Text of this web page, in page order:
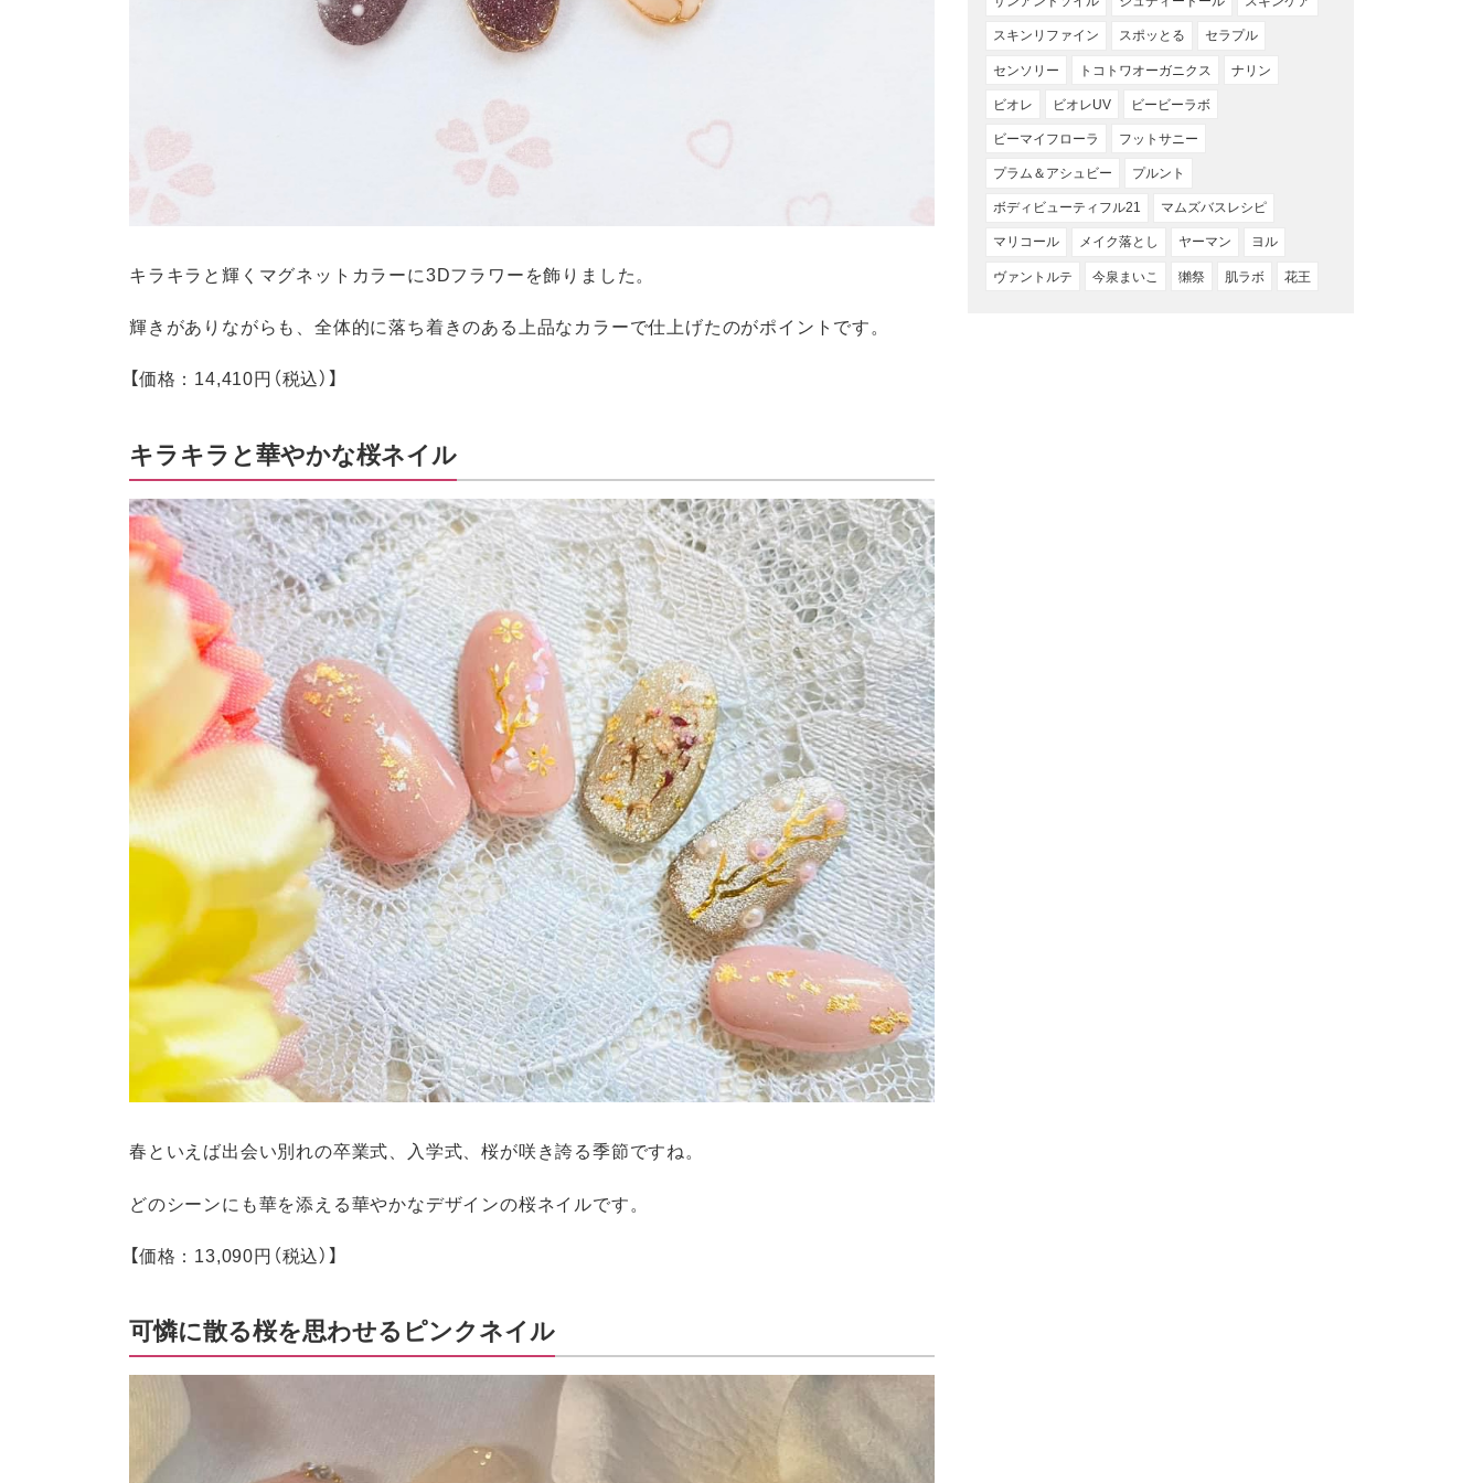
キラキラと輝くマグネットカラーに3Dフラワーを飾りました。
輝きがありながらも、全体的に落ち着きのある上品なカラーで仕上げたのがポイントです。
【価格：14,410円（税込）】
キラキラと華やかな桜ネイル
春といえば出会い別れの卒業式、入学式、桜が咲き誇る季節ですね。
どのシーンにも華を添える華やかなデザインの桜ネイルです。
【価格：13,090円（税込）】
可憐に散る桜を思わせるピンクネイル
スキンリファイン スポッとる セラプル
センソリー トコトワオーガニクス ナリン
ビオレ ビオレUV ビービーラボ
ビーマイフローラ フットサニー
プラム＆アシュビー プルント
ボディビューティフル21 マムズバスレシピ
マリコール メイク落とし ヤーマン ヨル
ヴァントルテ 今泉まいこ 獺祭 肌ラボ 花王